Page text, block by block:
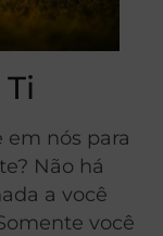
em nós para
Não há
a você
você